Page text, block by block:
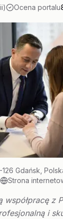
Ocena portalu
Gdańsk,
Strona
współpracę z
i